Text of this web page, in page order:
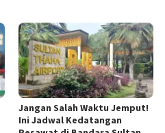
Jangan Salah Waktu Jemput!
Ini Jadwal Kedatangan